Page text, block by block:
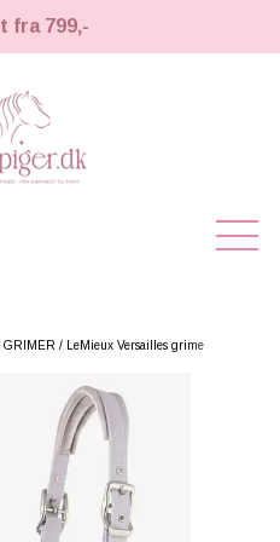
fra 799,-
& TILBEHØR
TOY PONY
GRIMER LeMieux Versailles grime